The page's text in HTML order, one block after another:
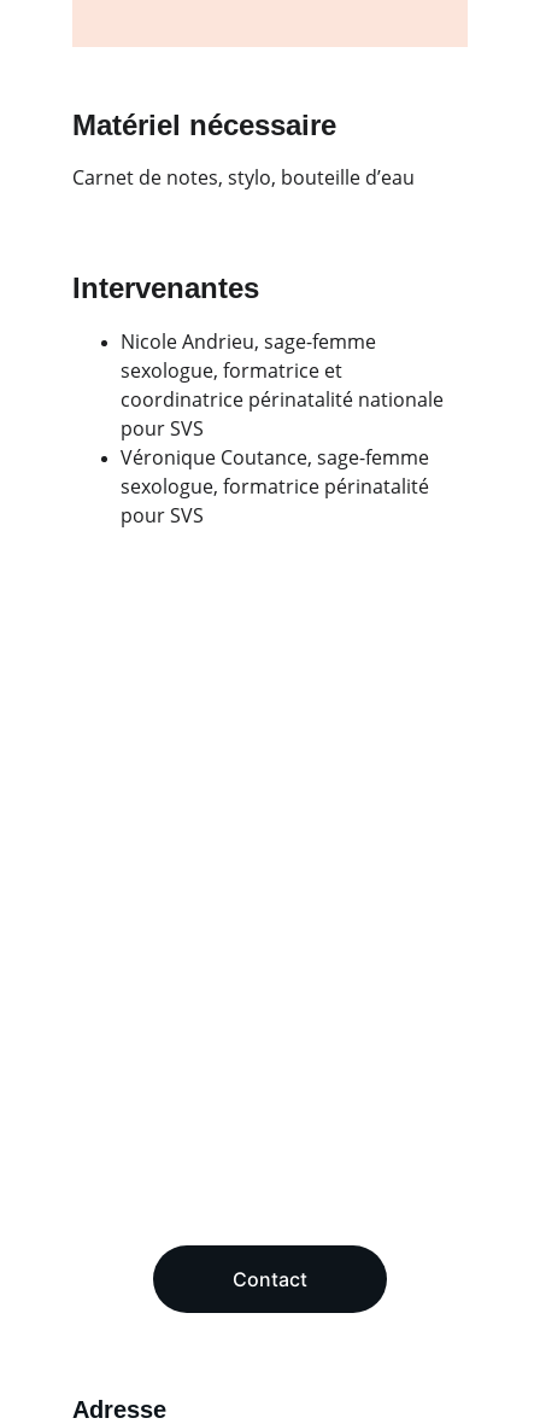
Carnet de notes, stylo, bouteille d’eau
Matériel nécessaire
Nicole Andrieu, sage-femme
sexologue, formatrice et
coordinatrice périnatalité nationale
pour SVS
Véronique Coutance, sage-femme
sexologue, formatrice périnatalité
pour SVS
Intervenantes
Contact
Adresse